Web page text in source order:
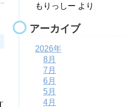
もりっしー より
アーカイブ
2026年
8月
7月
6月
5月
4月